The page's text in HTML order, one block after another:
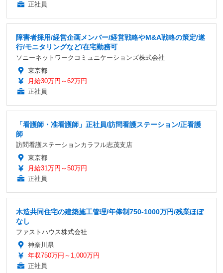
正社員
障害者採用/経営企画メンバー/経営戦略やM&A戦略の策定/遂
行/モニタリングなど/在宅勤務可
ソニーネットワークコミュニケーションズ株式会社
東京都
月給30万円～62万円
正社員
「看護師・准看護師」正社員/訪問看護ステーション/正看護
師
訪問看護ステーションカラフル志茂支店
東京都
月給31万円～50万円
正社員
木造共同住宅の建築施工管理/年俸制750-1000万円/残業ほぼ
なし
ファストハウス株式会社
神奈川県
年収750万円～1,000万円
正社員